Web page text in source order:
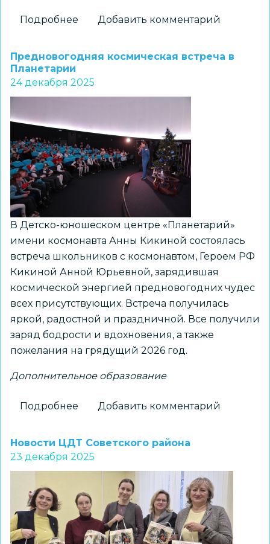
Подробнее
района
Добавить комментарий
Предновогодняя космическая встреча в
Планетарии
24 декабря 2025
В Детско-юношеском центре «Планетарий»
имени космонавта Анны Кикиной состоялась
встреча школьников с космонавтом, Героем РФ
Кикиной Анной Юрьевной, зарядившая
космической энергией предновогодних чудес
всех присутствующих. Встреча получилась
яркой, радостной и праздничной. Все получили
заряд бодрости и вдохновения, а также
пожелания на грядущий 2026 год.
Дополнительное образование
Подробнее
космическая
встреча
в
Планетарии
Добавить комментарий
Новости ЦДТ Советского района
23 декабря 2025